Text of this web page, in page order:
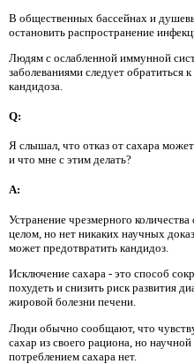
В общественных бассейнах и
остановить распространение
Людям с ослабленной иммунной
заболеваниями следует обратиться
кандидоза.
Q:
Я слышал, что отказ от сахара
и что мне с этим делать?
A:
Устранение чрезмерного
целом, но нет никаких научных
может предотвратить кандидоз.
Исключение сахара - это способ
похудеть и снизить риск развития
жировой болезни печени.
Люди обычно сообщают, что
сахар из своего рациона, но
потреблением сахара нет.